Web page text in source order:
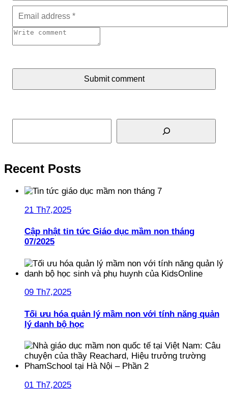
Submit comment
Tìm kiếm
Recent Posts
21 Th7,2025
Cập nhật tin tức Giáo dục mầm non tháng
07/2025
09 Th7,2025
Tối ưu hóa quản lý mầm non với tính năng quản
lý danh bộ học
01 Th7,2025